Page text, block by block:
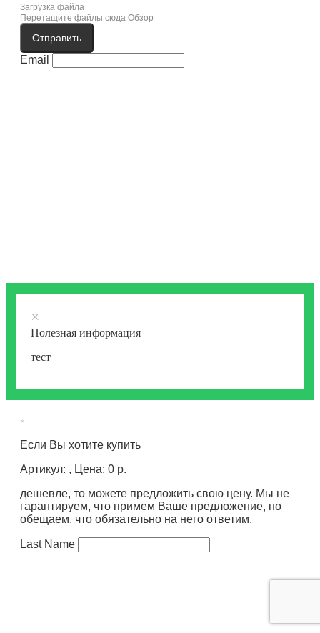
Загрузка файла
Перетащите файлы сюда Обзор
Отправить
Email
×
Полезная информация
тест
×
Если Вы хотите купить
Артикул: , Цена: 0 р.
дешевле, то можете предложить свою цену. Мы не
гарантируем, что примем Ваше предложение, но
обещаем, что обязательно на него ответим.
Last Name